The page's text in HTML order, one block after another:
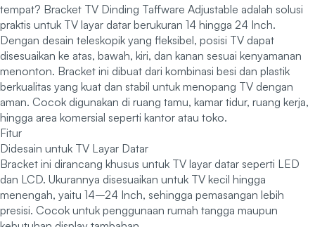
tempat? Bracket TV Dinding Taffware Adjustable adalah solusi
praktis untuk TV layar datar berukuran 14 hingga 24 Inch.
Dengan desain teleskopik yang fleksibel, posisi TV dapat
disesuaikan ke atas, bawah, kiri, dan kanan sesuai kenyamanan
menonton. Bracket ini dibuat dari kombinasi besi dan plastik
berkualitas yang kuat dan stabil untuk menopang TV dengan
aman. Cocok digunakan di ruang tamu, kamar tidur, ruang kerja,
hingga area komersial seperti kantor atau toko.
Fitur
Didesain untuk TV Layar Datar
Bracket ini dirancang khusus untuk TV layar datar seperti LED
dan LCD. Ukurannya disesuaikan untuk TV kecil hingga
menengah, yaitu 14–24 Inch, sehingga pemasangan lebih
presisi. Cocok untuk penggunaan rumah tangga maupun